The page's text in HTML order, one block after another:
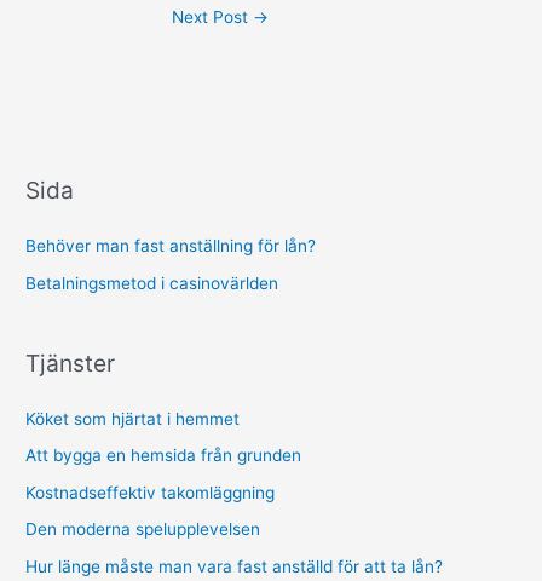
Next Post →
Sida
Behöver man fast anställning för lån?
Betalningsmetod i casinovärlden
Tjänster
Köket som hjärtat i hemmet
Att bygga en hemsida från grunden
Kostnadseffektiv takomläggning
Den moderna spelupplevelsen
Hur länge måste man vara fast anställd för att ta lån?